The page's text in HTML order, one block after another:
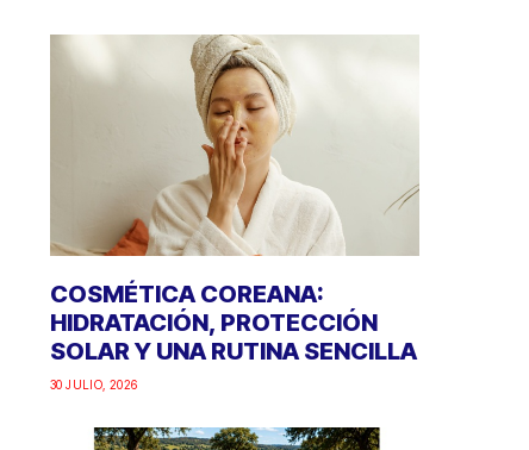
COSMÉTICA COREANA:
HIDRATACIÓN, PROTECCIÓN
SOLAR Y UNA RUTINA SENCILLA
30 JULIO, 2026